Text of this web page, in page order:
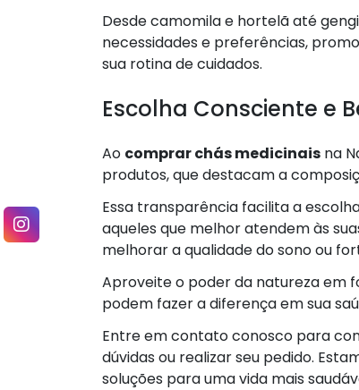
Desde camomila e hortelã até
necessidades e preferências,
sua rotina de cuidados.
Escolha Consciente e
Ao comprar chás medicinais na
produtos, que destacam a
Essa transparência facilita a
aqueles que melhor atendem às
melhorar a qualidade do sono ou
Aproveite o poder da natureza em
podem fazer a diferença em sua
Entre em contato conosco para
dúvidas ou realizar seu pedido.
soluções para uma vida mais